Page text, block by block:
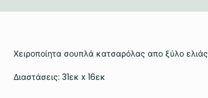
Χειροποίητα σουπλά κατσαρόλας απο ξύλο ελιάς
Διαστάσεις: 31εκ x 16εκ